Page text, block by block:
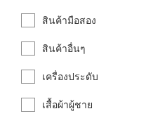
สินค้ามือสอง
สินค้าอื่นๆ
เครื่องประดับ
เสื้อผ้าผู้ชาย